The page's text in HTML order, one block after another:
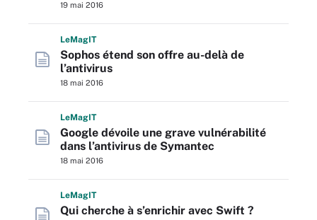
19 mai 2016
LeMagIT
Sophos étend son offre au-delà de
l’antivirus
18 mai 2016
LeMagIT
Google dévoile une grave vulnérabilité
dans l’antivirus de Symantec
18 mai 2016
LeMagIT
Qui cherche à s’enrichir avec Swift ?